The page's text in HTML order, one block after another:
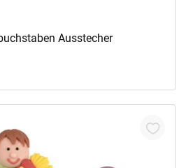
Ausstecher